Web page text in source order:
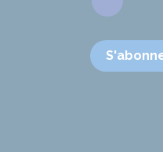
Facebook